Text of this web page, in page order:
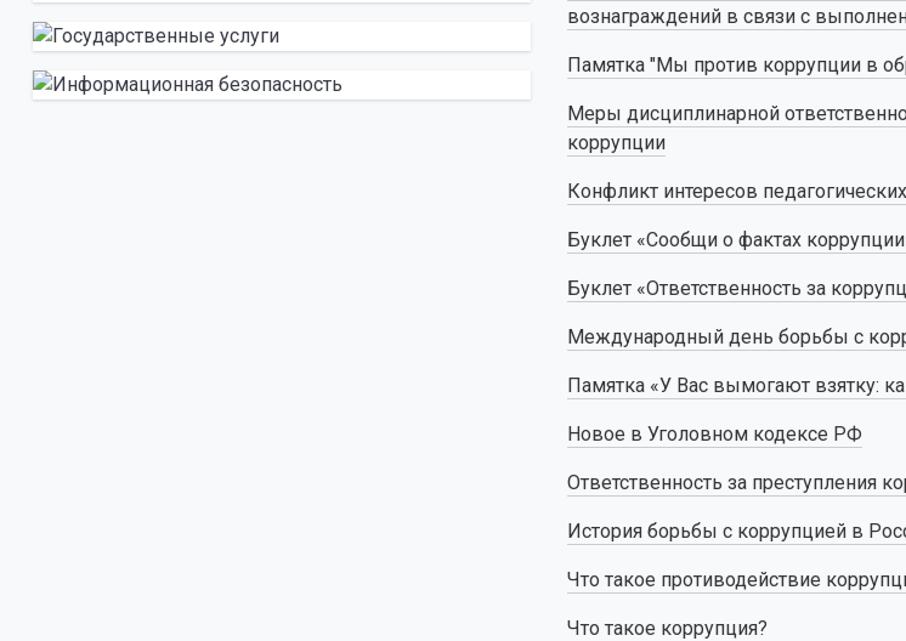
вознаграждений в связи с
Памятка "Мы против коррупции в
Меры дисциплинарной
коррупции
Конфликт интересов
Буклет «Сообщи о фактах
Буклет «Ответственность за
Международный день борьбы с
Памятка «У Вас вымогают взятку:
Новое в Уголовном кодексе РФ
Ответственность за преступления
История борьбы с коррупцией в
Что такое противодействие
Что такое коррупция?